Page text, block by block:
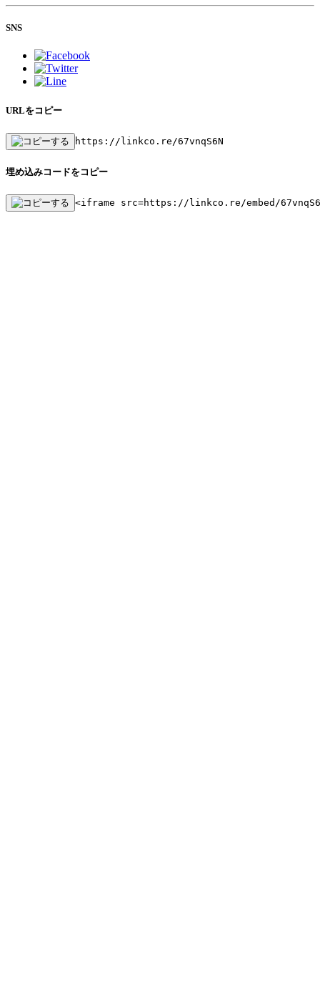
SNS
URLをコピー
https://linkco.re/67vnqS6N
埋め込みコードをコピー
<iframe src=https://linkco.re/embed/